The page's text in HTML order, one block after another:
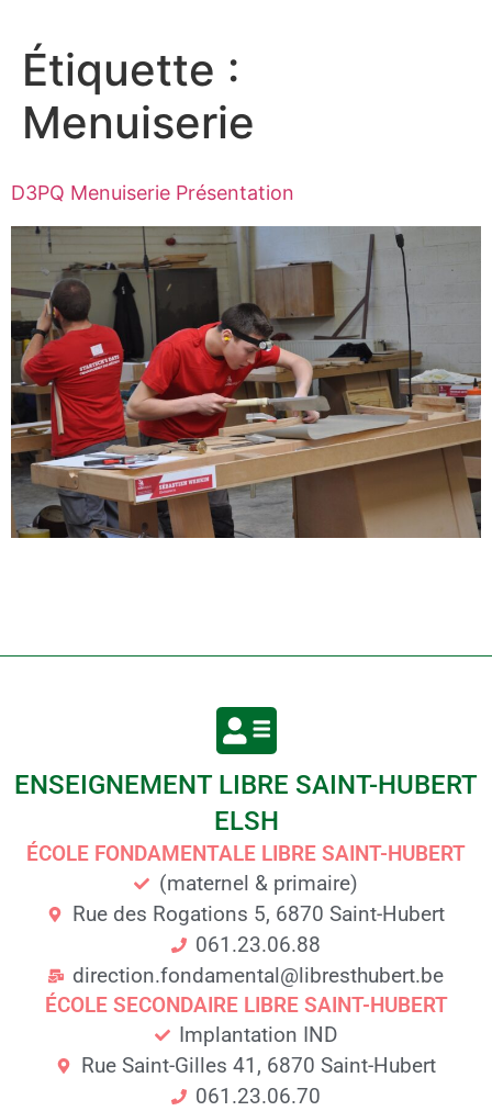
Étiquette :
Menuiserie
D3PQ Menuiserie Présentation
ENSEIGNEMENT LIBRE SAINT-HUBERT
ELSH
ÉCOLE FONDAMENTALE LIBRE SAINT-HUBERT
(maternel & primaire)
Rue des Rogations 5, 6870 Saint-Hubert
061.23.06.88
direction.fondamental@libresthubert.be
ÉCOLE SECONDAIRE LIBRE SAINT-HUBERT
Implantation IND
Rue Saint-Gilles 41, 6870 Saint-Hubert
061.23.06.70